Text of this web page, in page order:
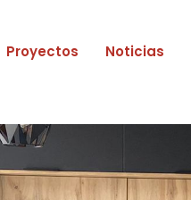
Proyectos Noticias